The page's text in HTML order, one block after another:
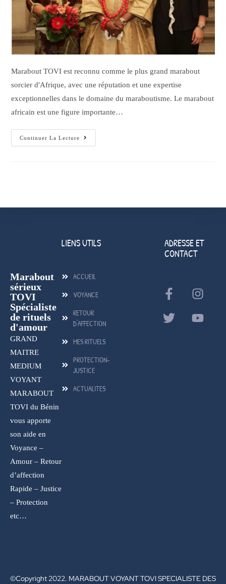
Marabout TOVI est reconnu comme le plus grand marabout
sorcier d'Afrique, avec une réputation et une expertise
exceptionnelles dans le domaine du maraboutisme. Le marabout
africain est une figure importante…
Continuer La Lecture
Marabout
sérieux
TOVI
Spécialiste
de rituels
d'amour
GRAND
MAITRE
MEDIUM
VOYANT
MARABOUT
TOVI du Bénin
vous apporte
son aide en
Voyance –
Amour – Retour
d’affection
Rapide – Justice
– Protection
etc…
LIENS UTILS
ACCUEIL
VOYANCE
RETOUR
D'AFFECTION
MES RITUELS
PROTECTION-
JUSTICE
ACTUALITES
ADRESSE ET
CONTACT
©Copyright 2022. MARABOUT VOYANT TOVI SPECIALISTE DES